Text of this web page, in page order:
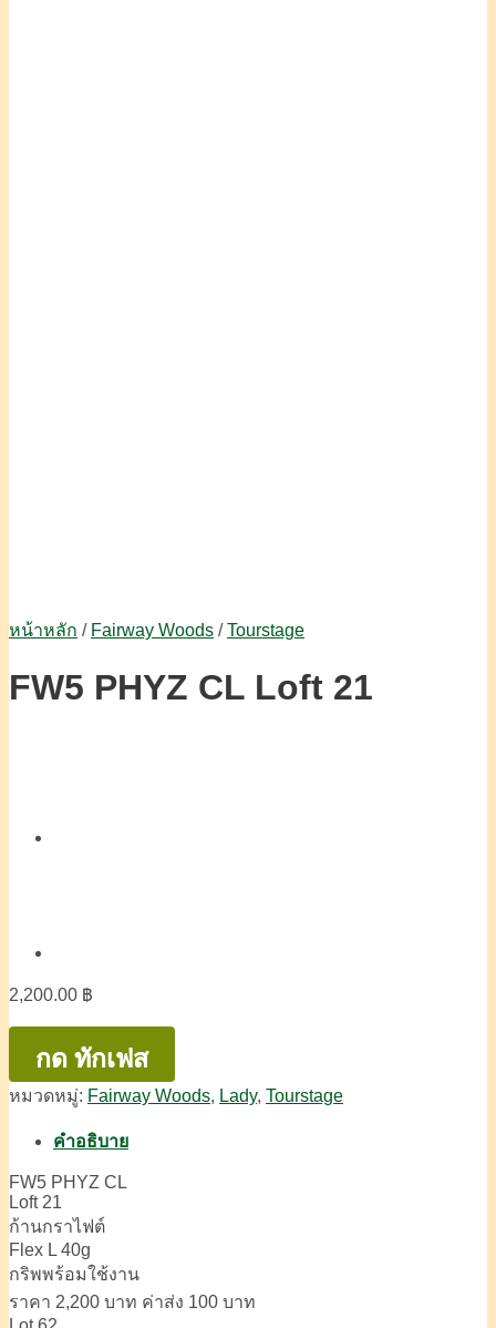
หน้าหลัก / Fairway Woods / Tourstage
FW5 PHYZ CL Loft 21
2,200.00 ฿
กด ทักเฟส
หมวดหมู่: Fairway Woods, Lady, Tourstage
คำอธิบาย
FW5 PHYZ CL
Loft 21
ก้านกราไฟต์
Flex L 40g
กริพพร้อมใช้งาน
ราคา 2,200 บาท ค่าส่ง 100 บาท